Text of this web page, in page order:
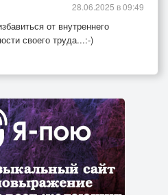
от внутреннего
своего труда...:-)
28.06.2025 в 09:49